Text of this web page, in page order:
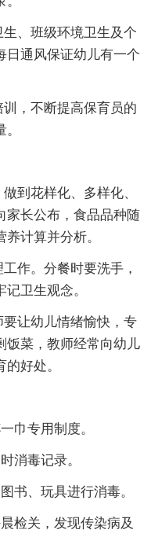
、班级环境卫生及个
日通风保证幼儿有一个
，不断提高保育员的
到花样化、多样化、
家长公布，食品品种随
计算并分析。
作。分餐时要洗手，
卫生观念。
让幼儿情绪愉快，专
饭菜，教师经常向幼儿
好处。
巾专用制度。
消毒记录。
书、玩具进行消毒。
检关，发现传染病及